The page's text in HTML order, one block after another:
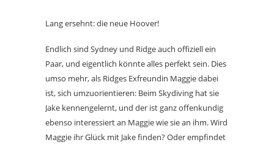
Lang ersehnt: die neue Hoover!
Endlich sind Sydney und Ridge auch offiziell ein
Paar, und eigentlich könnte alles perfekt sein. Dies
umso mehr, als Ridges Exfreundin Maggie dabei
ist, sich umzuorientieren: Beim Skydiving hat sie
Jake kennengelernt, und der ist ganz offenkundig
ebenso interessiert an Maggie wie sie an ihm. Wird
Maggie ihr Glück mit Jake finden? Oder empfindet